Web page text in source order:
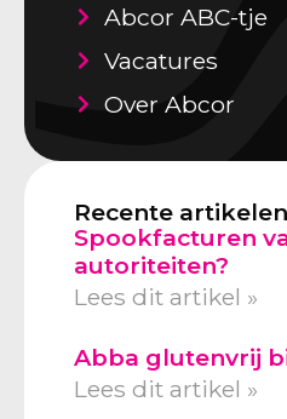
Abcor ABC-tje
Vacatures
Over Abcor
Recente artikelen
Spookfacturen
autoriteiten?
Lees dit artikel »
Abba glutenvrij
Lees dit artikel »